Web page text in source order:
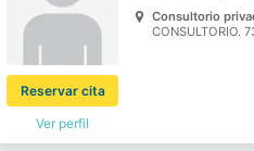
Ver perfil
Reservar cita
Consultorio
CONSULTORIO.